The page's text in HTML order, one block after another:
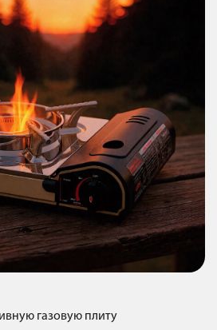
газовую плиту